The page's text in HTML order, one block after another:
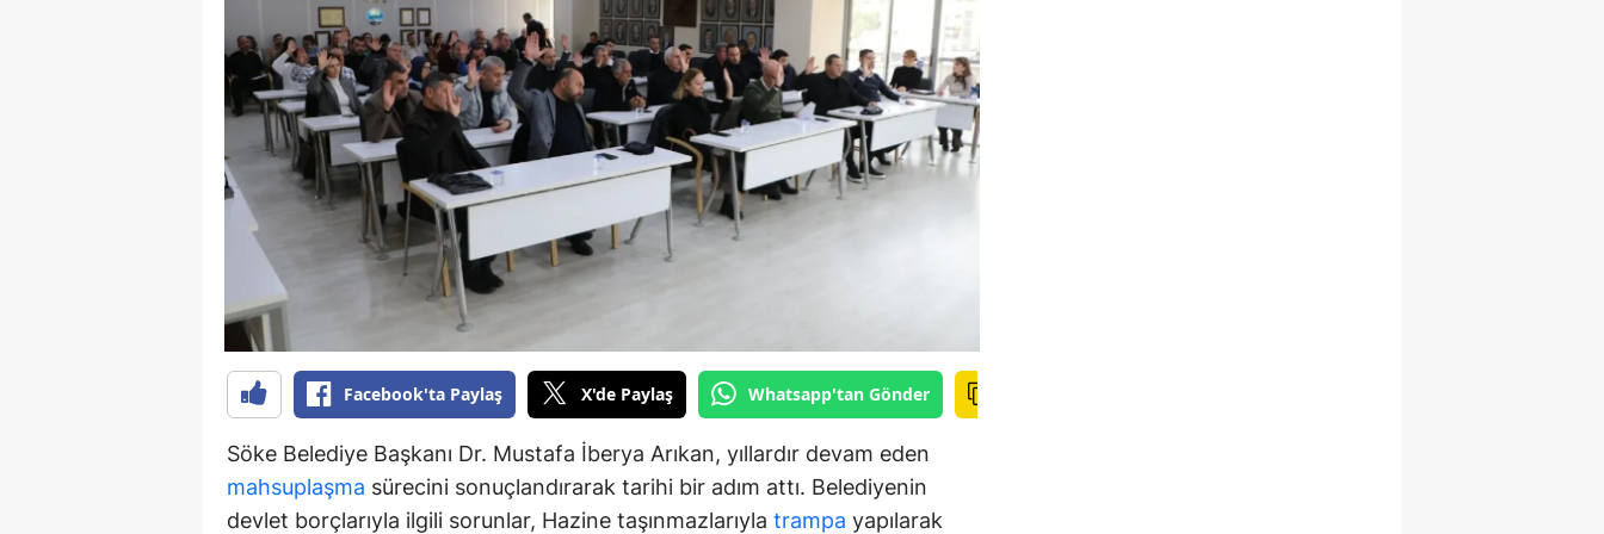
Yalova
Karabük
Kilis
Osmaniye
Düzce
Facebook'ta Paylaş X'de Paylaş Whatsapp'tan Gönder
Söke Belediye Başkanı Dr. Mustafa İberya Arıkan, yıllardır devam eden
mahsuplaşma sürecini sonuçlandırarak tarihi bir adım attı. Belediyenin
devlet borçlarıyla ilgili sorunlar, Hazine taşınmazlarıyla trampa yapılarak